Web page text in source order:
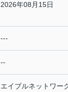
2026年08月15日
---
--
エイブルネットワ